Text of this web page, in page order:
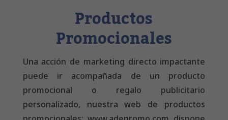
Productos
Promocionales
Una acción de marketing directo impactante
puede ir acompañada de un producto
promocional o regalo publicitario
personalizado, nuestra web de productos